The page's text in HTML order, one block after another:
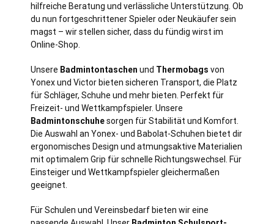
hilfreiche Beratung und verlässliche Unterstützung. Ob
du nun fortgeschrittener Spieler oder Neukäufer sein
magst – wir stellen sicher, dass du fündig wirst im
Online-Shop.
Unsere Badmintontaschen und Thermobags von
Yonex und Victor bieten sicheren Transport, die Platz
für Schläger, Schuhe und mehr bieten. Perfekt für
Freizeit- und Wettkampfspieler. Unsere
Badmintonschuhesorgen für Stabilität und Komfort.
Die Auswahl an Yonex- und Babolat-Schuhen bietet dir
ergonomisches Design und atmungsaktive Materialien
mit optimalem Grip für schnelle Richtungswechsel. Für
Einsteiger und Wettkampfspieler gleichermaßen
geeignet.
Für Schulen und Vereinsbedarf bieten wir eine